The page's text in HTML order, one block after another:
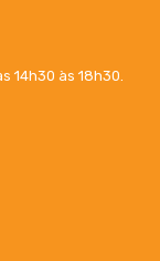
14h30 às 18h30.